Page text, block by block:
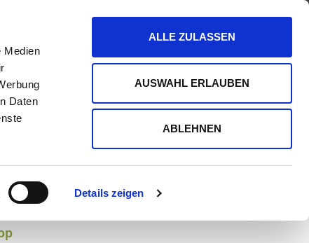
Medien
Daten
Details zeigen
ALLE ZULASSEN
AUSWAHL ERLAUBEN
ABLEHNEN
ÜBER TIFFIN LOOP
ZURÜCK ZUR NEWSÜBERSICHT
Posts
2023 – Was bedeutet
»